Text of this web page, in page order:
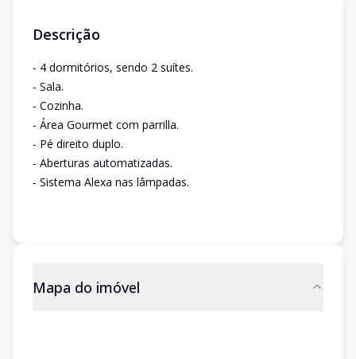
Descrição
- 4 dormitórios, sendo 2 suítes.
- Sala.
- Cozinha.
- Área Gourmet com parrilla.
- Pé direito duplo.
- Aberturas automatizadas.
- Sistema Alexa nas lâmpadas.
Mapa do imóvel